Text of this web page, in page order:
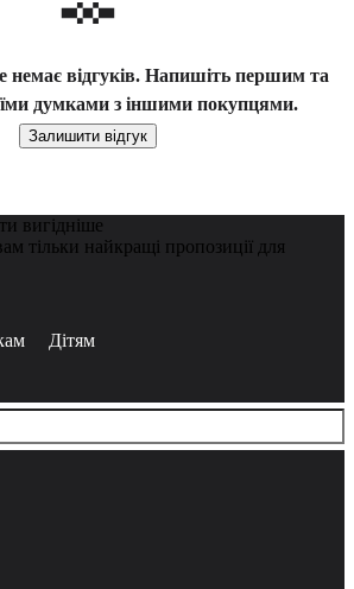
немає відгуків. Напишіть першим та
думками з іншими покупцями.
Залишити відгук
вигідніше
тільки найкращі пропозиції для
Дітям